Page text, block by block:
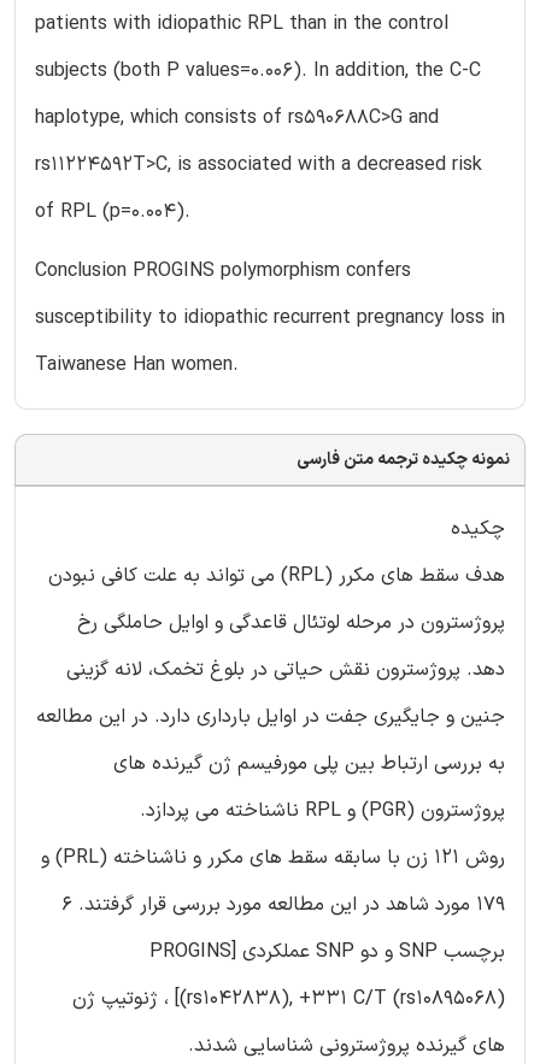
patients with idiopathic RPL than in the control
subjects (both P values=0.006). In addition, the C-C
haplotype, which consists of rs590688C>G and
rs11224592T>C, is associated with a decreased risk
of RPL (p=0.004).
Conclusion PROGINS polymorphism confers
susceptibility to idiopathic recurrent pregnancy loss in
Taiwanese Han women.
نمونه چکیده ترجمه متن فارسی
چکیده
هدف سقط های مکرر (RPL) می تواند به علت کافی نبودن
پروژسترون در مرحله لوتئال قاعدگی و اوایل حاملگی رخ
دهد. پروژسترون نقش حیاتی در بلوغ تخمک، لانه گزینی
جنین و جایگیری جفت در اوایل بارداری دارد. در این مطالعه
به بررسی ارتباط بین پلی مورفیسم ژن گیرنده های
پروژسترون (PGR) و RPL ناشناخته می پردازد.
روش 121 زن با سابقه سقط های مکرر و ناشناخته (PRL) و
179 مورد شاهد در این مطالعه مورد بررسی قرار گرفتند. 6
برچسب SNP و دو SNP عملکردی [PROGINS
(rs1042838), +331 C/T (rs10895068)] ، ژنوتیپ ژن
های گیرنده پروژسترونی شناسایی شدند.